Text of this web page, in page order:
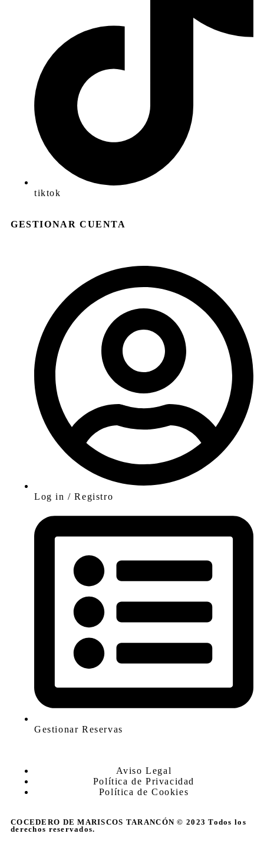
tiktok
GESTIONAR CUENTA
Log in / Registro
Gestionar Reservas
Aviso Legal
Política de Privacidad
Política de Cookies
COCEDERO DE MARISCOS TARANCÓN © 2023 Todos los
derechos reservados.